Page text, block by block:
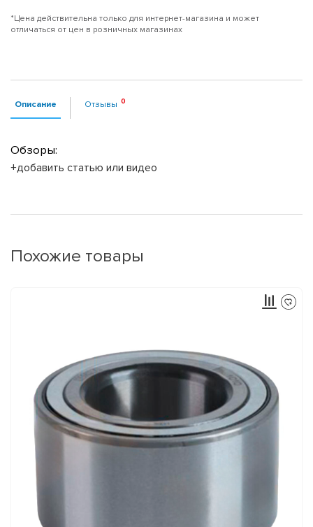
*Цена действительна только для интернет-магазина и может
отличаться от цен в розничных магазинах
Описание Отзывы
Обзоры:
+добавить статью или видео
Похожие товары